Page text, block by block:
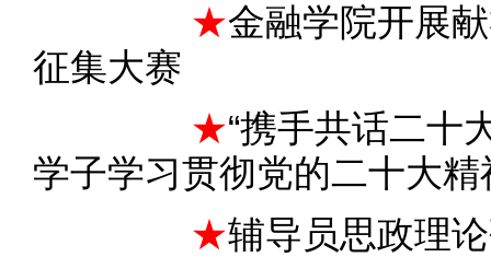
★金融学院开展
征集大赛
★“携手共话二十
学子学习贯彻党的二十大
★辅导员思政理